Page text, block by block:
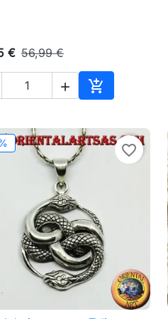
€ 56,99 €
 
Aggiungi al
favorite_border